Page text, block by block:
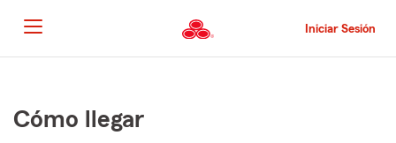
al
contenido
principal
Iniciar Sesión
principal
Cómo llegar